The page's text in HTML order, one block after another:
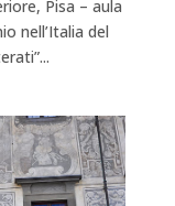
Pisa – aula
nell’Italia del